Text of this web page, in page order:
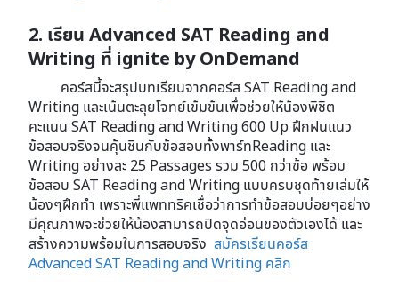
2. เรียน Advanced SAT Reading and
Writing ที่ ignite by OnDemand
คอร์สนี้จะสรุปบทเรียนจากคอร์ส SAT Reading and
Writing และเน้นตะลุยโจทย์เข้มข้นเพื่อช่วยให้น้องพิชิต
คะแนน SAT Reading and Writing 600 Up ฝึกฝนแนว
ข้อสอบจริงจนคุ้นชินกับข้อสอบทั้งพาร์ทReading และ
Writing อย่างละ 25 Passages รวม 500 กว่าข้อ พร้อม
ข้อสอบ SAT Reading and Writing แบบครบชุดท้ายเล่มให้
น้องๆฝึกทำ เพราะพี่แพททริคเชื่อว่าการทำข้อสอบบ่อยๆอย่าง
มีคุณภาพจะช่วยให้น้องสามารถปิดจุดอ่อนของตัวเองได้ และ
สร้างความพร้อมในการสอบจริง สมัครเรียนคอร์ส
Advanced SAT Reading and Writing คลิก